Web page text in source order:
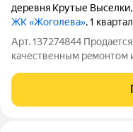
деревня Крутые Выселки,
ЖК «Жоголева», 1
Арт. 137274844
качественным рeмонтом
отoпление, низкие
грузовой и пассажирский